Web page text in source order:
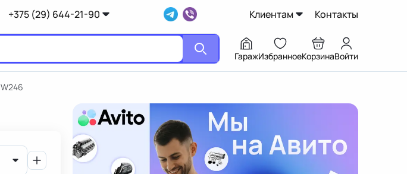
+375 (29) 644-21-90 Клиентам Контакты
ГаражИзбранноеКорзинаВойти
W246